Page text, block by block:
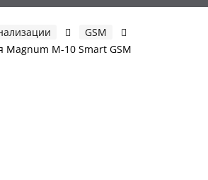
GSM
Magnum M-10 Smart GSM